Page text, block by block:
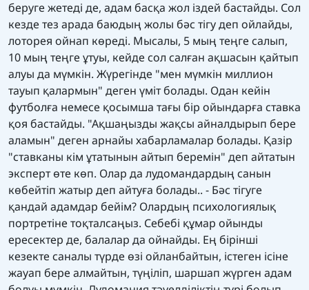
беруге жетеді де, адам басқа жол іздей бастайды. Сол
кезде тез арада баюдың жолы бәс тігу деп ойлайды,
лоторея ойнап көреді. Мысалы, 5 мың теңге салып,
10 мың теңге ұтуы, кейде сол салған ақшасын қайтып
алуы да мүмкін. Жүрегінде "мен мүмкін миллион
тауып қалармын" деген үміт болады. Одан кейін
футболға немесе қосымша тағы бір ойындарға ставка
қоя бастайды. "Ақшаңызды жақсы айналдырып бере
аламын" деген арнайы хабарламалар болады. Қазір
"ставканы кім ұтатынын айтып беремін" деп айтатын
эксперт өте көп. Олар да лудомандардың санын
көбейтіп жатыр деп айтуға болады.. - Бәс тігуге
қандай адамдар бейім? Олардың психологиялық
портретіне тоқталсаңыз. Себебі құмар ойынды
ересектер де, балалар да ойнайды. Ең бірінші
кезекте саналы түрде өзі ойланбайтын, істеген ісіне
жауап бере алмайтын, түңіліп, шаршап жүрген адам